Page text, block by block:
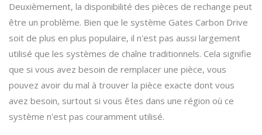
Deuxièmement, la disponibilité des pièces de rechange peut
être un problème. Bien que le système Gates Carbon Drive
soit de plus en plus populaire, il n'est pas aussi largement
utilisé que les systèmes de chaîne traditionnels. Cela signifie
que si vous avez besoin de remplacer une pièce, vous
pouvez avoir du mal à trouver la pièce exacte dont vous
avez besoin, surtout si vous êtes dans une région où ce
système n'est pas couramment utilisé.